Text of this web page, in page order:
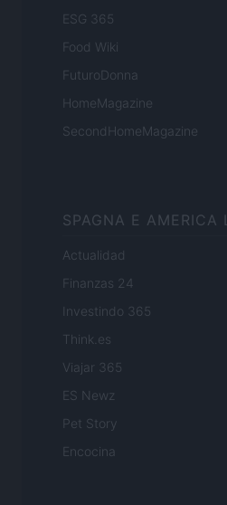
ESG 365
Food Wiki
FuturoDonna
HomeMagazine
SecondHomeMagazine
SPAGNA E AMERICA
Actualidad
Finanzas 24
Investindo 365
Think.es
Viajar 365
ES Newz
Pet Story
Encocina